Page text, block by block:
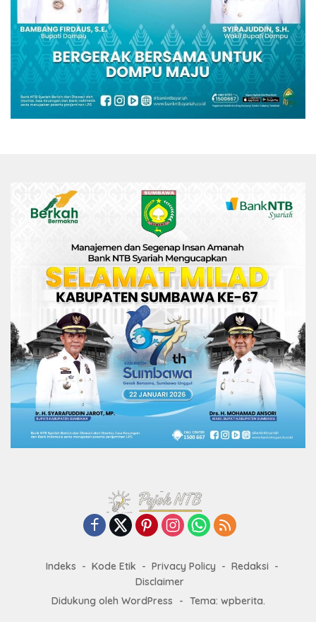
Indeks Kode Etik Privacy Policy
Redaksi
Disclaimer
Didukung oleh WordPress
- Tema: wpberita.